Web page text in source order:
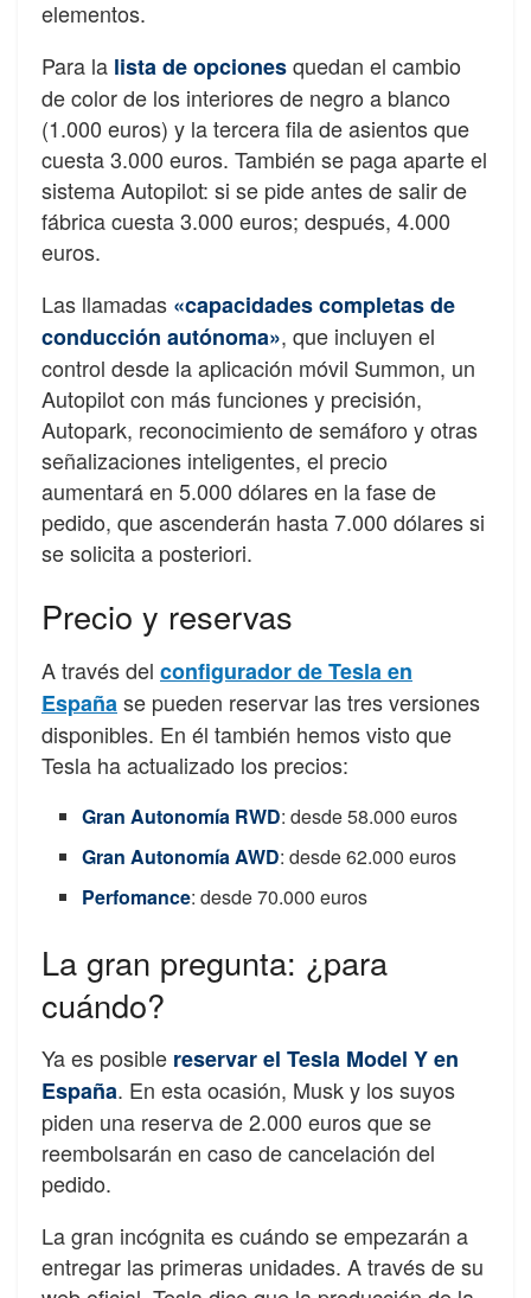
elementos.
Para la lista de opcionesquedan el cambio
de color de los interiores de negro a blanco
(1.000 euros) y la tercera fila de asientos que
cuesta 3.000 euros. También se paga aparte el
sistema Autopilot: si se pide antes de salir de
fábrica cuesta 3.000 euros; después, 4.000
euros.
Las llamadas «capacidades completas de
conducción autónoma», que incluyen el
control desde la aplicación móvil Summon, un
Autopilot con más funciones y precisión,
Autopark, reconocimiento de semáforo y otras
señalizaciones inteligentes, el precio
aumentará en 5.000 dólares en la fase de
pedido, que ascenderán hasta 7.000 dólares si
se solicita a posteriori.
Precio y reservas
A través del configurador de Tesla en
Españase pueden reservar las tres versiones
disponibles. En él también hemos visto que
Tesla ha actualizado los precios:
Gran Autonomía RWD: desde 58.000 euros
Gran Autonomía AWD: desde 62.000 euros
Perfomance: desde 70.000 euros
La gran pregunta: ¿para
cuándo?
Ya es posible reservar el Tesla Model Y en
España. En esta ocasión, Musk y los suyos
piden una reserva de 2.000 euros que se
reembolsarán en caso de cancelación del
pedido.
La gran incógnita es cuándo se empezarán a
entregar las primeras unidades. A través de su